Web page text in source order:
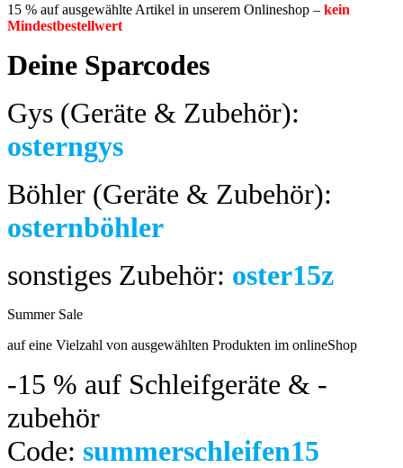
15 % auf ausgewählte Artikel in unserem Onlineshop – kein
Mindestbestellwert
Deine Sparcodes
Gys (Geräte & Zubehör):
osterngys
Böhler (Geräte & Zubehör):
osternböhler
sonstiges Zubehör: oster15z
Summer Sale
auf eine Vielzahl von ausgewählten Produkten im onlineShop
-15 % auf Schleifgeräte & -
zubehör
Code: summerschleifen15